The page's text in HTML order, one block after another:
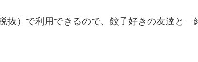
抜）で利用できるので、餃子好きの友達と